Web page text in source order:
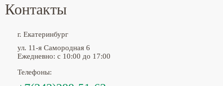
Контакты
г. Екатеринбург
ул. 11-я Самородная 6
Ежедневно: с 10:00 до 17:00
Телефоны: